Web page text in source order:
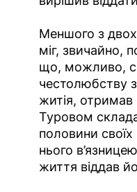
Меншого з
міг, звичайно,
що, можливо,
честолюбству
житія,
Туровом
половини
нього
життя віддав